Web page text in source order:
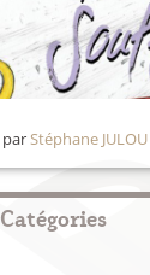
parStéphane JULOU
Catégories